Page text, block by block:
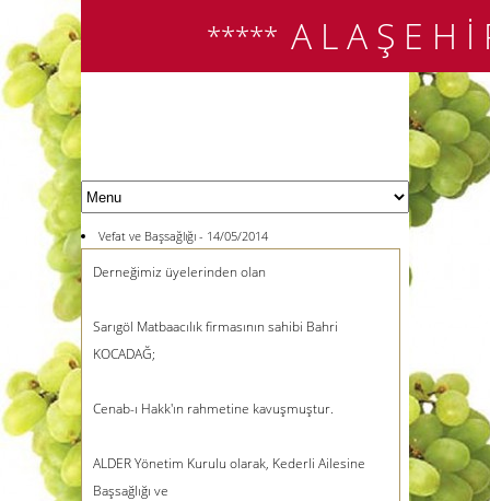
***** A L A Ş E H
Vefat ve Başsağlığı - 14/05/2014
Derneğimiz üyelerinden olan
Sarıgöl Matbaacılık firmasının sahibi Bahri
KOCADAĞ;
Cenab-ı Hakk'ın rahmetine kavuşmuştur.
ALDER Yönetim Kurulu olarak, Kederli Ailesine
Başsağlığı ve